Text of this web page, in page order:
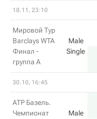
18.11, 23:10
Мировой Тур
Barclays WTA
Финал -
группа A
Male
Single
30.10, 16:45
ATP Базель.
Чемпионат
Male